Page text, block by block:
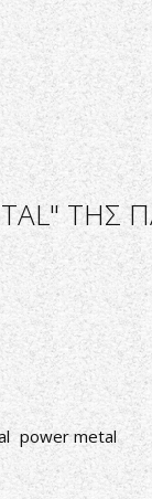
ΤΗΣ
power metal